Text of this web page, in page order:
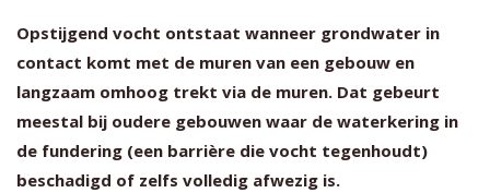
Opstijgend vocht ontstaat wanneer grondwater in
contact komt met de muren van een gebouw en
langzaam omhoog trekt via de muren. Dat gebeurt
meestal bij oudere gebouwen waar de waterkering in
de fundering (een barrière die vocht tegenhoudt)
beschadigd of zelfs volledig afwezig is.